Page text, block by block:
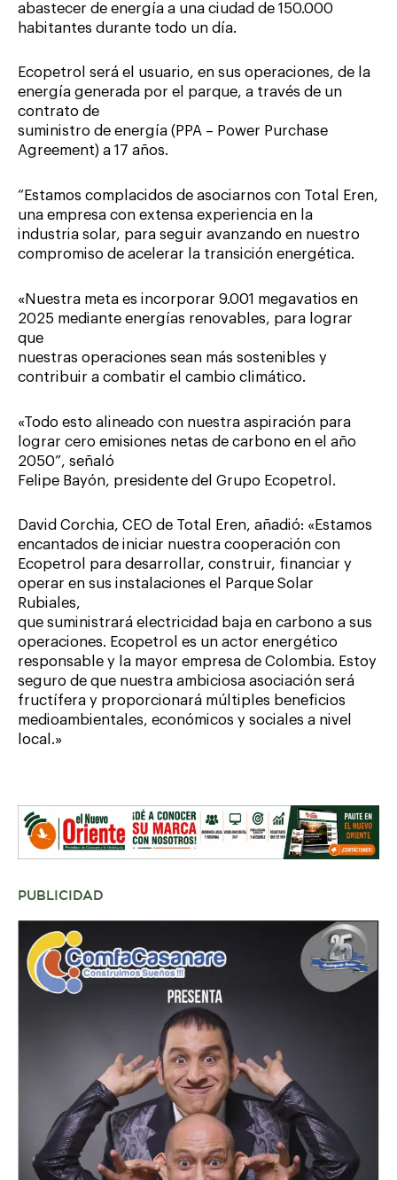
abastecer de energía a una ciudad de 150.000
habitantes durante todo un día.
Ecopetrol será el usuario, en sus operaciones, de la
energía generada por el parque, a través de un
contrato de
suministro de energía (PPA – Power Purchase
Agreement) a 17 años.
“Estamos complacidos de asociarnos con Total Eren,
una empresa con extensa experiencia en la
industria solar, para seguir avanzando en nuestro
compromiso de acelerar la transición energética.
«Nuestra meta es incorporar 9.001 megavatios en
2025 mediante energías renovables, para lograr
que
nuestras operaciones sean más sostenibles y
contribuir a combatir el cambio climático.
«Todo esto alineado con nuestra aspiración para
lograr cero emisiones netas de carbono en el año
2050”, señaló
Felipe Bayón, presidente del Grupo Ecopetrol.
David Corchia, CEO de Total Eren, añadió: «Estamos
encantados de iniciar nuestra cooperación con
Ecopetrol para desarrollar, construir, financiar y
operar en sus instalaciones el Parque Solar
Rubiales,
que suministrará electricidad baja en carbono a sus
operaciones. Ecopetrol es un actor energético
responsable y la mayor empresa de Colombia. Estoy
seguro de que nuestra ambiciosa asociación será
fructífera y proporcionará múltiples beneficios
medioambientales, económicos y sociales a nivel
local.»
PUBLICIDAD